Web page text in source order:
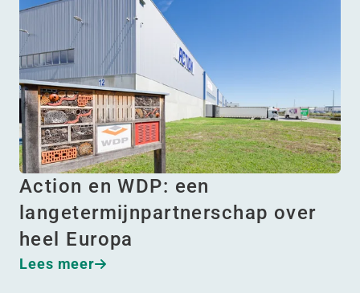
Action en WDP: een
langetermijnpartnerschap over
heel Europa
Lees meer